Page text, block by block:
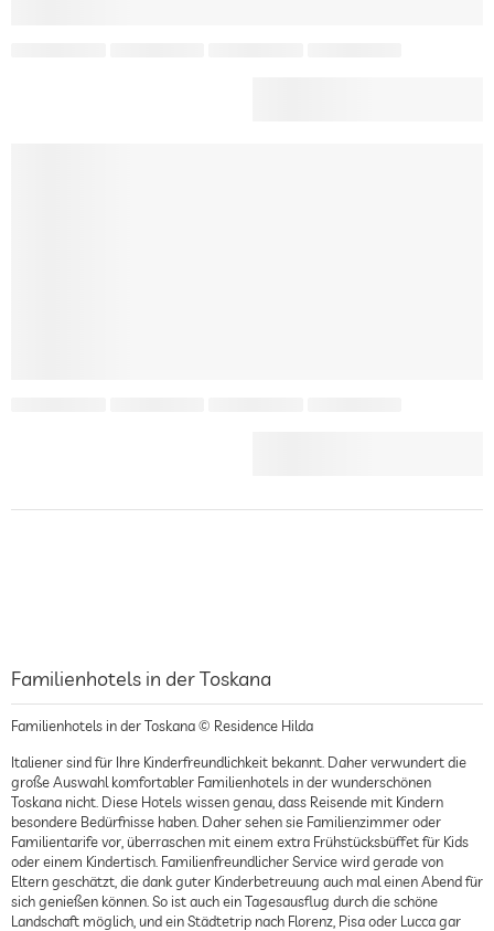
Familienhotels in der Toskana
Familienhotels in der Toskana © Residence Hilda
Italiener sind für Ihre Kinderfreundlichkeit bekannt. Daher verwundert die
große Auswahl komfortabler Familienhotels in der wunderschönen
Toskana nicht. Diese Hotels wissen genau, dass Reisende mit Kindern
besondere Bedürfnisse haben. Daher sehen sie Familienzimmer oder
Familientarife vor, überraschen mit einem extra Frühstücksbüffet für Kids
oder einem Kindertisch. Familienfreundlicher Service wird gerade von
Eltern geschätzt, die dank guter Kinderbetreuung auch mal einen Abend für
sich genießen können. So ist auch ein Tagesausflug durch die schöne
Landschaft möglich, und ein Städtetrip nach Florenz, Pisa oder Lucca gar